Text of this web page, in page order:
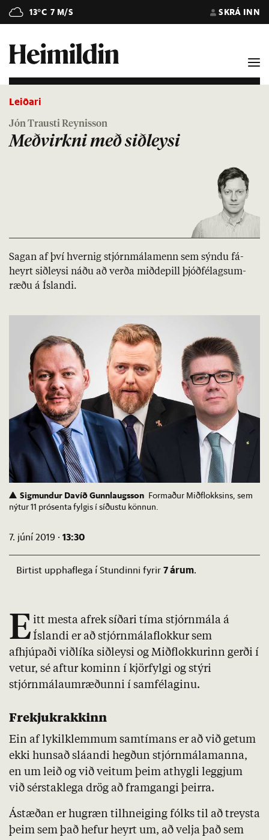
13°C 7 M/S SKRÁ INN
Leiðari
Jón Trausti Reynisson
Meðvirkni með siðleysi
Sag­an af því hvernig stjórn­mála­menn sem sýndu fá­
heyrt sið­leysi náðu að verða mið­dep­ill þjóð­fé­lagsum­
ræðu á Ís­landi.
Sigmundur Davíð Gunnlaugsson Formaður Miðflokksins, sem
nýtur 11 prósenta fylgis í síðustu könnun.
7. júní 2019 · 13:30
Birtist upphaflega í Stundinni fyrir 7 árum.
E itt mesta afrek síðari tíma stjórnmála á
Íslandi er að stjórnmálaflokkur sem
afhjúpaði viðlíka siðleysi og Miðflokkurinn gerði í
vetur, sé aftur kominn í kjörfylgi og stýri
stjórnmálaumræðunni í samfélaginu.
Frekjukrakkinn
Ein af lykilklemmum samtímans er að við getum
ekki hunsað sláandi hegðun stjórnmálamanna,
en um leið og við veitum þeim athygli leggjum
við sérstaklega drög að framgangi þeirra.
Ástæðan er hugræn tilhneiging fólks til að treysta
þeim sem það hefur heyrt um, að velja það sem